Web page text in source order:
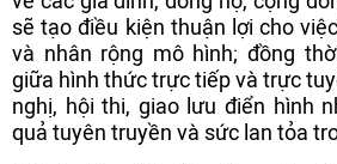
sẽ tạo điều kiện thuận lợi cho
và nhân rộng mô hình; đồng
giữa hình thức trực tiếp và trực
nghị, hội thi, giao lưu điển hình
quả tuyên truyền và sức lan tỏa